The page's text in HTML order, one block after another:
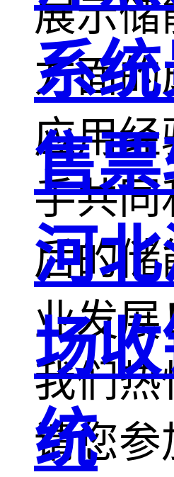
展示储
方面
应用经
手共同
后的储
业发展
我们热
请您参
系
售
河
场
统